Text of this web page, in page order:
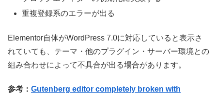
重複登録系のエラーが出る
Elementor自体がWordPress 7.0に対応していると表示さ
れていても、テーマ・他のプラグイン・サーバー環境との
組み合わせによって不具合が出る場合があります。
参考： Gutenberg editor completely broken with